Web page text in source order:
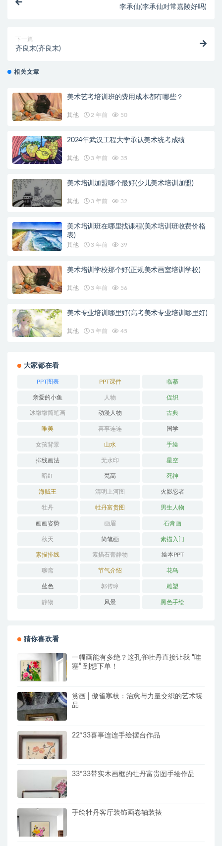
李承仙(李承仙对常嘉陵好吗)
下一篇
齐良末(齐良末)
相关文章
美术艺考培训班的费用成本都有哪些？
其他 2 年前 50
2024年武汉工程大学承认美术统考成绩
其他 3 年前 35
美术培训加盟哪个最好(少儿美术培训加盟)
其他 3 年前 32
美术培训班在哪里找课程(美术培训班收费价格
表)
其他 3 年前 39
美术培训学校那个好(正规美术画室培训学校)
其他 3 年前 56
美术专业培训哪里好(高考美术专业培训哪里好)
其他 3 年前 45
大家都在看
PPT图表 PPT课件 临摹
亲爱的小鱼 人物 促织
冰墩墩简笔画 动漫人物 古典
唯美 喜事连连 国学
女孩背景 山水 手绘
排线画法 无水印 星空
暗红 梵高 死神
海贼王 清明上河图 火影忍者
牡丹 牡丹富贵图 男生人物
画画姿势 画眉 石膏画
秋天 简笔画 素描入门
素描排线 素描石膏静物 绘本PPT
聊斋 节气介绍 花鸟
蓝色 郭传璋 雕塑
静物 风景 黑色手绘
猜你喜欢看
一幅画能有多绝？这孔雀牡丹直接让我 “哇
塞” 到想下单！
赏画 | 傲雀寒枝：治愈与力量交织的艺术臻
品
22*33喜事连连手绘摆台作品
33*33带实木画框的牡丹富贵图手绘作品
手绘牡丹客厅装饰画卷轴装裱